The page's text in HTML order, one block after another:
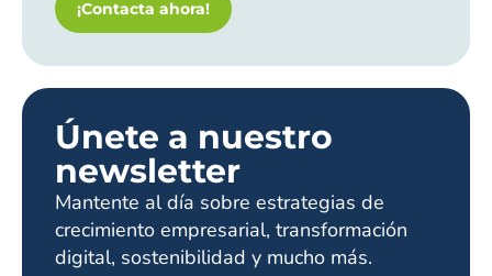
¡Contacta ahora!
Únete a nuestro
newsletter
Mantente al día sobre estrategias de
crecimiento empresarial, transformación
digital, sostenibilidad y mucho más.